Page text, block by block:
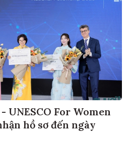
UNESCO For Women
hồ sơ đến ngày